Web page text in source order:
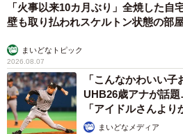
「火事以来10カ月ぶり」全焼した
壁も取り払われスケルトン状態の部
まいどなトピック
2026.08.07
「こんなかわいい
UHB26歳アナが話
「アイドルさんよ
か」まいどなメディア